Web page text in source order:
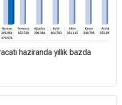
haziranda yıllık bazda